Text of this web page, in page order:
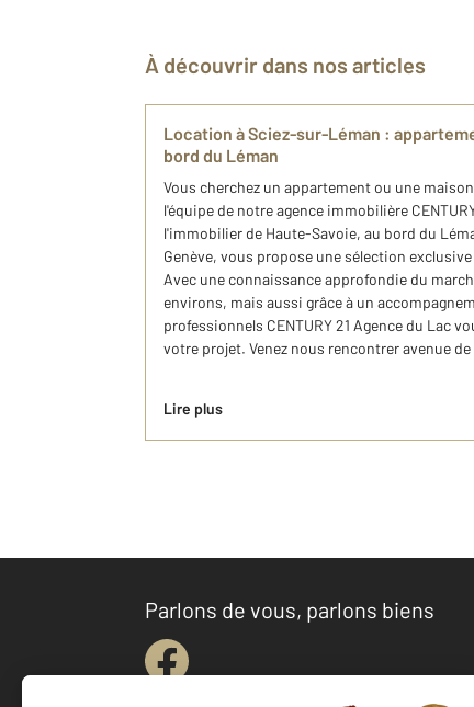
À découvrir dans nos articles
Location à Sciez-sur-Léman :
bord du Léman
Vous cherchez un appartement ou une
l'équipe de notre agence immobilière
l'immobilier de Haute-Savoie, au bord du
Genève, vous propose une sélection
Avec une connaissance approfondie du
environs, mais aussi grâce à un
professionnels CENTURY 21 Agence du Lac
votre projet. Venez nous rencontrer avenue de
Lire plus
Parlons de vous, parlons biens